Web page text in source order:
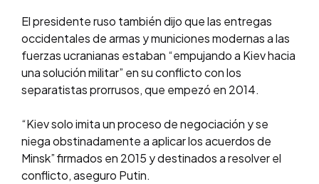
El presidente ruso también dijo que las entregas
occidentales de armas y municiones modernas a las
fuerzas ucranianas estaban “empujando a Kiev hacia
una solución militar” en su conflicto con los
separatistas prorrusos, que empezó en 2014.
“Kiev solo imita un proceso de negociación y se
niega obstinadamente a aplicar los acuerdos de
Minsk” firmados en 2015 y destinados a resolver el
conflicto, aseguro Putin.